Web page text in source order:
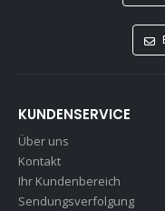
KUNDENSERVICE
Über uns
Kontakt
Ihr Kundenbereich
Sendungsverfolgung